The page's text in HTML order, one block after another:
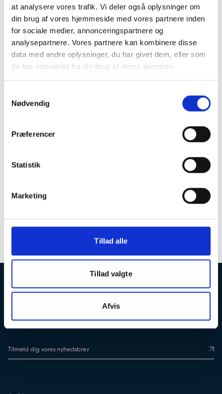
at analysere vores trafik. Vi deler også oplysninger om
din brug af vores hjemmeside med vores partnere inden
for sociale medier, annonceringspartnere og
analysepartnere. Vores partnere kan kombinere disse
data med andre oplysninger, du har givet dem, eller som
de har indsamlet fra din brug af deres tjenester.
Nødvendig
Præferencer
Statistik
Marketing
Tillad alle
Tillad valgte
Afvis
MARIANNE LIVIJN
Ph.D. & Managing Partner i UKON
organisationsdesign og rådgiver ledere i at skabe samspil
mellem struktur, processer og mennesker, så organisationen når
strategiske forandringer og reorganiseringer med fokus på at
klæde ledere og medarbejdere på til at gribe opgaverne på
muligheder
TILMELD DIG VORES NYHEDSBREV
Tilmeld dig vores nyhedsbrev